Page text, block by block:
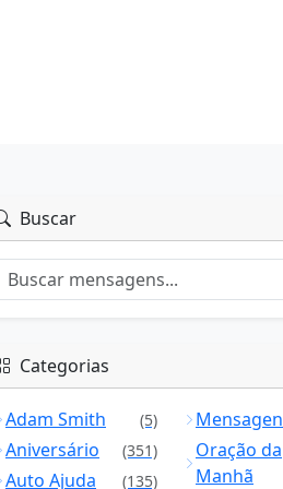
Buscar
Categorias
Adam Smith (5)
Aniversário (351)
Auto Ajuda (135)
Oração da
Manhã